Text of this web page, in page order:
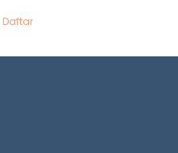
Daftar